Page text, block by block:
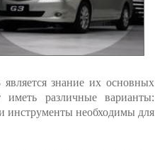
знание их основных
различные варианты:
инструменты необходимы для